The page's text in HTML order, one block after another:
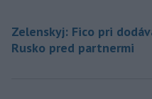
Zelenskyj: Fico pri
Rusko pred partnermi